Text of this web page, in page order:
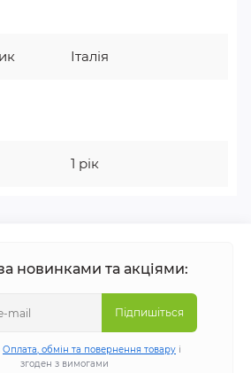
Італія
1 рік
новинками та акціями:
Підпишіться
Оплата, обмін та повернення товару і
згоден з вимогами